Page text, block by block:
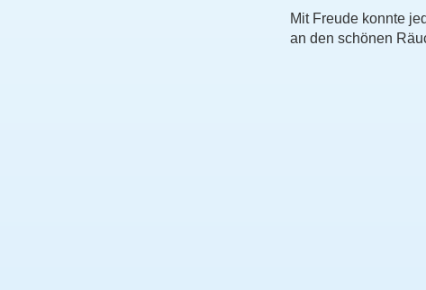
Mit Freude konnte
an den schönen